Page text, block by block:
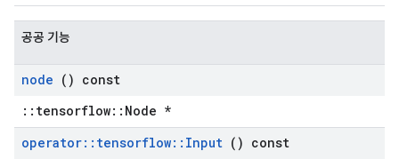
공공 기능
node () const
::tensorflow::Node *
operator:: tensorflow:: Input () const